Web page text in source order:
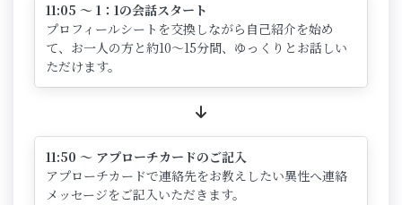
11:05 ～ 1：1の会話スタート
プロフィールシートを交換しながら自己紹介を始め
て、お一人の方と約10～15分間、ゆっくりとお話しい
ただけます。
11:50 ～ アプローチカードのご記入
アプローチカードで連絡先をお教えしたい異性へ連絡
メッセージをご記入いただきます。